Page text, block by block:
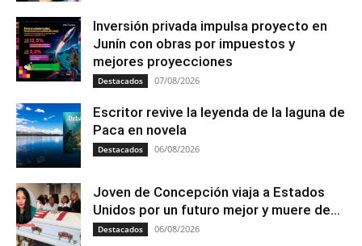
Inversión privada impulsa proyecto en
Junín con obras por impuestos y
mejores proyecciones
Destacados 07/08/2026
Escritor revive la leyenda de la laguna de
Paca en novela
Destacados 06/08/2026
Joven de Concepción viaja a Estados
Unidos por un futuro mejor y muere de...
Destacados 06/08/2026